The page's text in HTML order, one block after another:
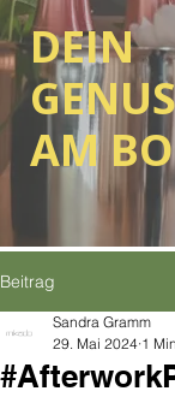
DEIN
AM
Beitrag
Sandra Gramm
29. Mai 2024 1